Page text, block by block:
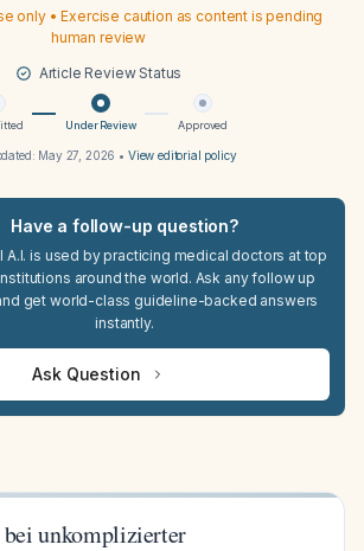
only • Exercise caution as content is pending
human review
Article Review Status
Under Review Approved
May 27, 2026 • View editorial policy
Have a follow-up question?
A.I. is used by practicing medical doctors at top
around the world. Ask any follow up
get world-class guideline-backed answers
instantly.
Ask Question
unkomplizierter